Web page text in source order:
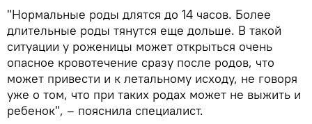
"Нормальные роды длятся до 14 часов. Более
длительные роды тянутся еще дольше. В такой
ситуации у роженицы может открыться очень
опасное кровотечение сразу после родов, что
может привести и к летальному исходу, не говоря
уже о том, что при таких родах может не выжить и
ребенок", – пояснила специалист.